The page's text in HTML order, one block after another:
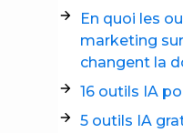
En quoi les
marketing
changent la
16 outils IA
5 outils IA